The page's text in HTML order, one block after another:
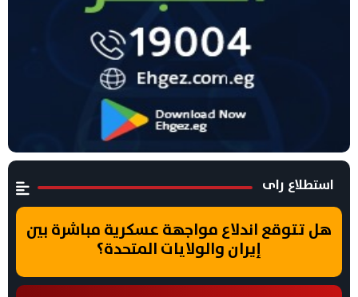
استطلاع راى
هل تتوقع اندلاع مواجهة عسكرية مباشرة بين
إيران والولايات المتحدة؟